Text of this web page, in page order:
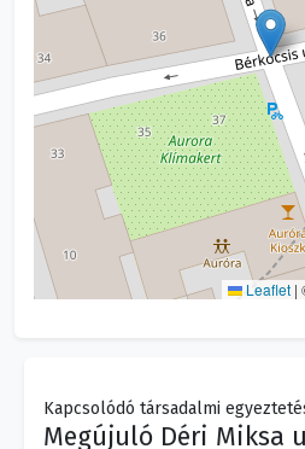
Leaflet |
Kapcsolódó társadalmi
Megújuló Déri Miksa